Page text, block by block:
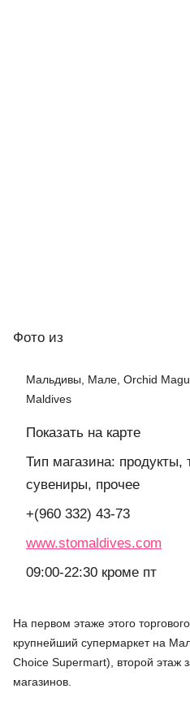
Фото из
Мальдивы, Мале, Orchid
Maldives
Показать на карте
Тип магазина: продукты,
сувениры, прочее
+(960 332) 43-73
www.stomaldives.com
09:00-22:30 кроме пт
На первом этаже этого
крупнейший супермаркет на
Choice Supermart), второй этаж
магазинов.